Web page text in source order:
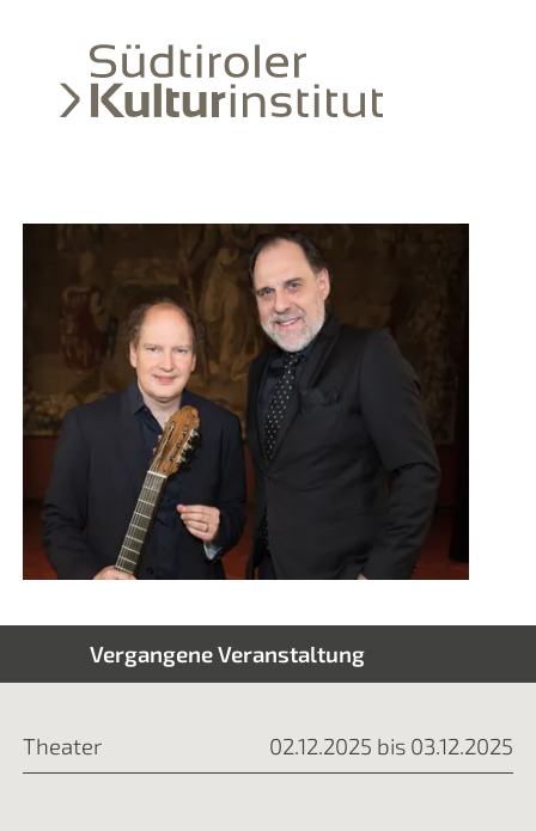
Vergangene Veranstaltung
Theater 02.12.2025 bis 03.12.2025